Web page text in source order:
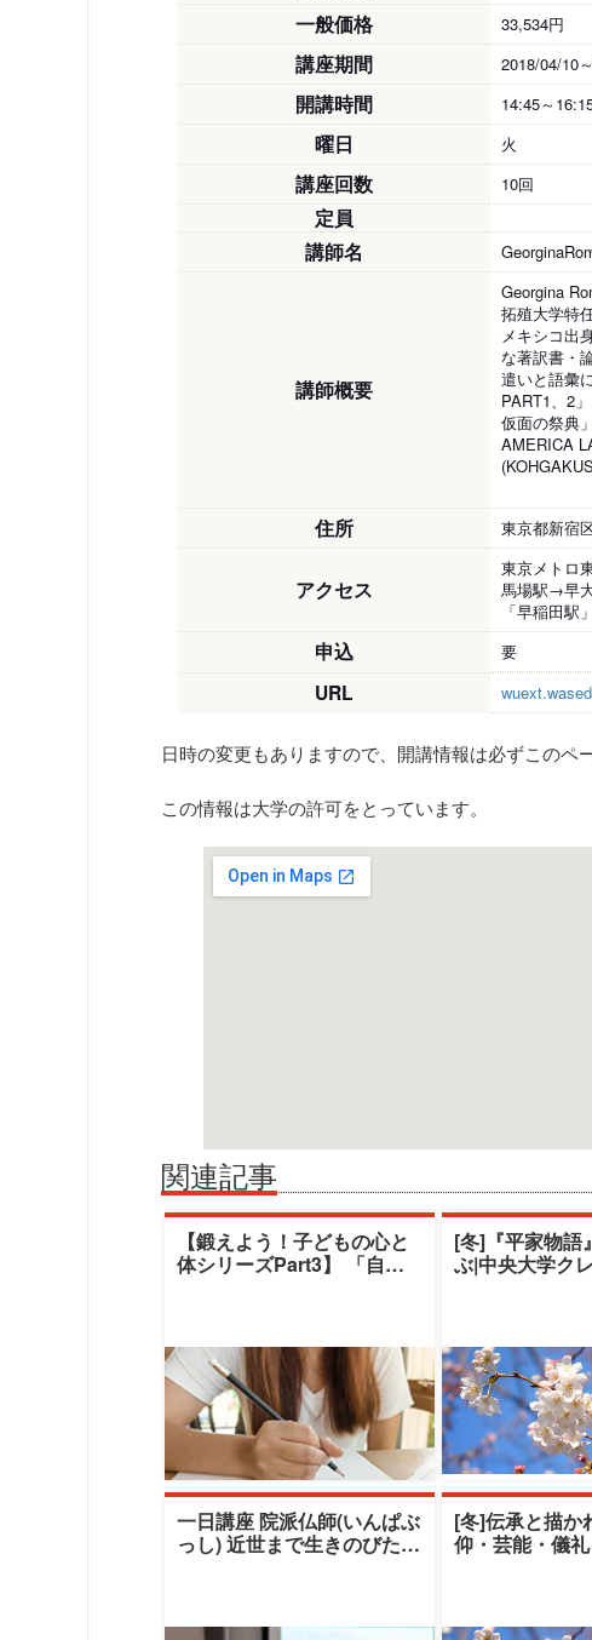
一般価格 33,534円
講座期間 2018/04/10
開講時間 14:45～
曜日 火
講座回数 10回
定員
講師名
講師概要
Georgina
拓殖大学特
メキシコ出
な著訳書・
遣いと語彙
PART1、2
仮面の祭典
AMERICA
住所 東京都新宿
アクセス
東京メトロ
馬場駅→早
「早稲田駅
申込 要
URL
日時の変更もありますので、開講情報は必ずこのペ
この情報は大学の許可をとっています。
関連記事
【鍛えよう！子どもの心と
体シリーズPart3】 「自閉
[冬]『平家物語
ぶ|中央大学ク
一日講座 院派仏師(いんぱぶ
っし) 近世まで生きのびたも
[冬]伝承と描か
仰・芸能・儀